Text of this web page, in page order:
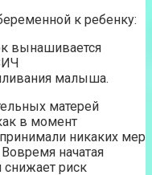
к ребенку:
вынашивается
малыша.
матерей
в момент
никаких мер
начатая
снижает риск